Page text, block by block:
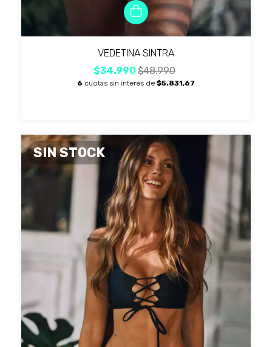
VEDETINA SINTRA
$34.990 $48.990
6 cuotas sin interés de $5.831,67
SIN STOCK